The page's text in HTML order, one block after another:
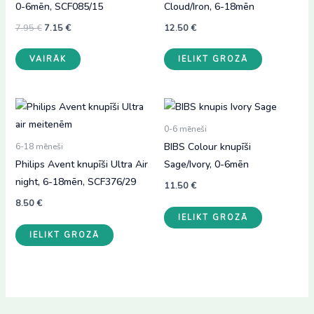
0-6mēn, SCF085/15
7.95€ Original
was:
7.95 €.
7.15€Current
is:
7.15 €.
VAIRĀK
Cloud/Iron, 6-18mēn
12.50€
IELIKT GROZĀ
6-18 mēneši
Philips Avent knupīši Ultra Air
night, 6-18mēn, SCF376/29
8.50€
IELIKT GROZĀ
0-6 mēneši
BIBS Colour knupīši
Sage/Ivory, 0-6mēn
11.50€
IELIKT GROZĀ